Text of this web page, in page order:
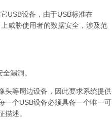
USB设备，由于USB标准在
威胁使用者的数据安全，涉及范
漏洞。
头等周边设备，因此要求系统提供
一个USB设备必须具备一个唯一可
述。